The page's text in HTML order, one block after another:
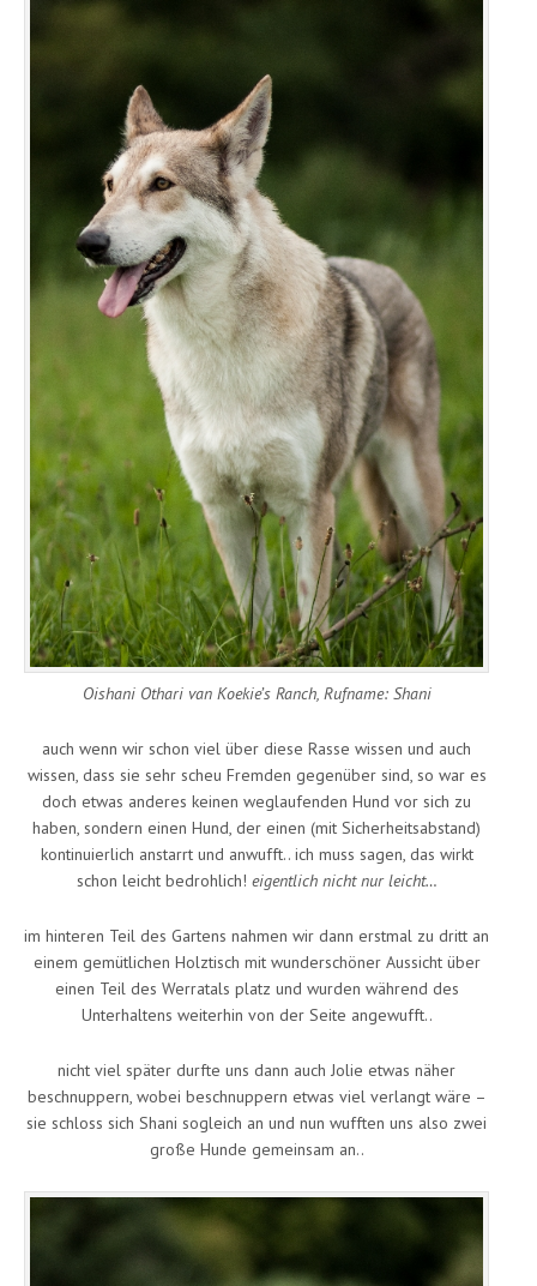
Oishani Othari van Koekie’s Ranch, Rufname: Shani
auch wenn wir schon viel über diese Rasse wissen und auch
wissen, dass sie sehr scheu Fremden gegenüber sind, so war es
doch etwas anderes keinen weglaufenden Hund vor sich zu
haben, sondern einen Hund, der einen (mit Sicherheitsabstand)
kontinuierlich anstarrt und anwufft.. ich muss sagen, das wirkt
schon leicht bedrohlich! eigentlich nicht nur leicht…
im hinteren Teil des Gartens nahmen wir dann erstmal zu dritt an
einem gemütlichen Holztisch mit wunderschöner Aussicht über
einen Teil des Werratals platz und wurden während des
Unterhaltens weiterhin von der Seite angewufft..
nicht viel später durfte uns dann auch Jolie etwas näher
beschnuppern, wobei beschnuppern etwas viel verlangt wäre –
sie schloss sich Shani sogleich an und nun wufften uns also zwei
große Hunde gemeinsam an..